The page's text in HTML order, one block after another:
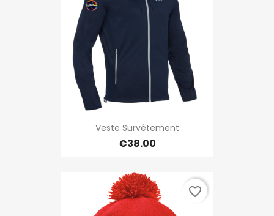
Veste Survêtement
€38.00
favorite_border